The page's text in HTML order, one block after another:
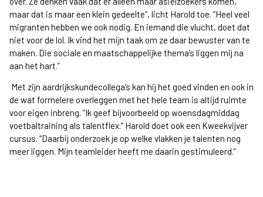
maar dat is maar een klein gedeelte”, licht Harold toe. “Heel veel
migranten hebben we ook nodig. En iemand die vlucht, doet dat
niet voor de lol. Ik vind het mijn taak om ze daar bewuster van te
maken. Die sociale en maatschappelijke thema’s liggen mij na
aan het hart.”
Met zijn aardrijkskundecollega’s kan hij het goed vinden en ook in
de wat formelere overleggen met het hele team is altijd ruimte
voor eigen inbreng. “Ik geef bijvoorbeeld op woensdagmiddag
voetbaltraining als talentflex.” Harold doet ook een Kweekvijver
cursus. “Daarbij onderzoek je op welke vlakken je talenten nog
meer liggen. Mijn teamleider heeft me daarin gestimuleerd.”